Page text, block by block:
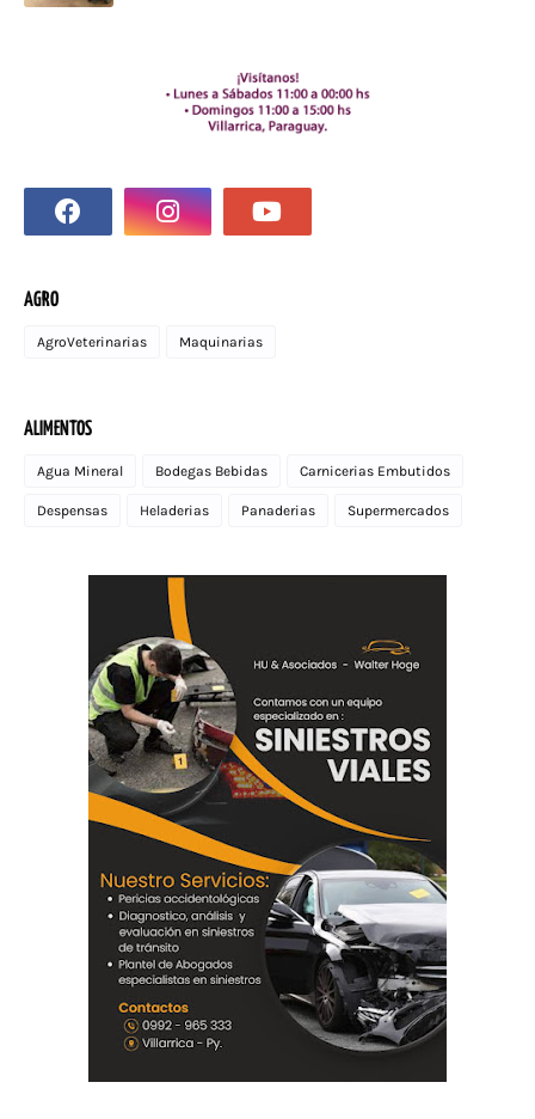
AGRO
AgroVeterinarias Maquinarias
ALIMENTOS
Agua Mineral Bodegas Bebidas Carnicerias Embutidos
Despensas Heladerias Panaderias Supermercados